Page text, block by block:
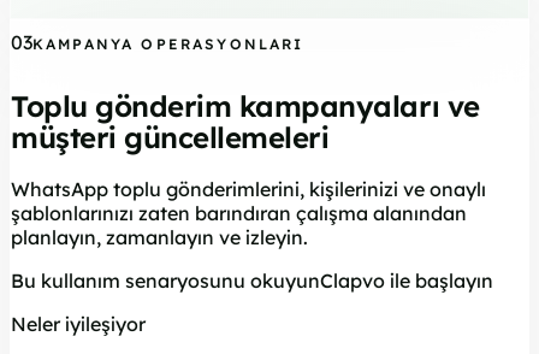
03KAMPANYA OPERASYONLARI
Toplu gönderim kampanyaları ve
müşteri güncellemeleri
WhatsApp toplu gönderimlerini, kişilerinizi ve onaylı
şablonlarınızı zaten barındıran çalışma alanından
planlayın, zamanlayın ve izleyin.
Bu kullanım senaryosunu okuyunClapvo ile başlayın
Neler iyileşiyor